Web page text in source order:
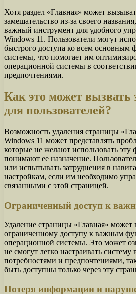
Хотя раздел «Главная» может
замешательство из-за своего
важный инструмент для удобного
Windows 11. Пользователи могут
быстрого доступа ко всем основным
системы, что помогает им
операционной системы в
предпочтениями.
Как это может вызвать
для пользователей?
Возможность удаления страницы
Windows 11 может представлять
которые не желают использовать
понимают ее назначение.
или испытывать затруднения в
настройкам, если им необходимо
связанными с этой страницей.
Ограниченный доступ к
Удаление страницы «Главная» может
ограниченному доступу к важным
операционной системы. Это может
не смогут легко настраивать систему
потребностями и предпочтениями,
быть доступны только через эту
Потеря информации и